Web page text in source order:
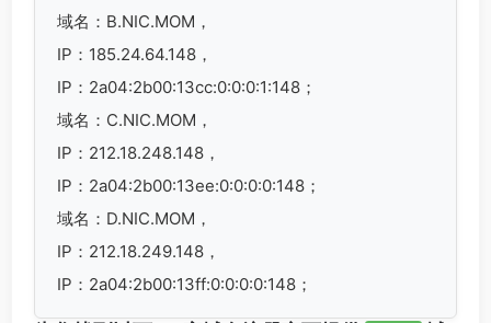
域名：B.NIC.MOM，
IP：185.24.64.148，
IP：2a04:2b00:13cc:0:0:0:1:148；
域名：C.NIC.MOM，
IP：212.18.248.148，
IP：2a04:2b00:13ee:0:0:0:0:148；
域名：D.NIC.MOM，
IP：212.18.249.148，
IP：2a04:2b00:13ff:0:0:0:0:148；